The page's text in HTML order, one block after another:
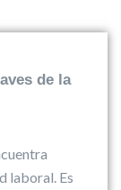
de la
laboral. Es